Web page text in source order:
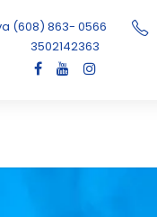
(608) 863- 0566
3502142363